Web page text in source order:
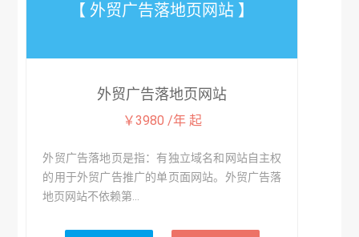
【 外贸广告落地页网站 】
外贸广告落地页网站
￥3980 /年 起
外贸广告落地页是指：有独立域名和网站自主权
的用于外贸广告推广的单页面网站。外贸广告落
地页网站不依赖第...